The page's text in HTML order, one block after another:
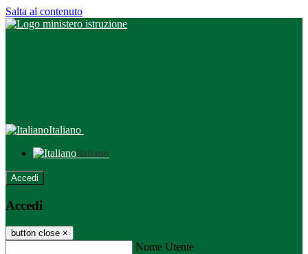
Salta al contenuto
Italiano
Italiano
Accedi
Accedi
button close ×
Nome Utente